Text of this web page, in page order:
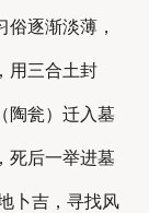
逐渐淡薄，
用三合土封
陶瓮）迁入墓
死后一举进墓
卜吉，寻找风